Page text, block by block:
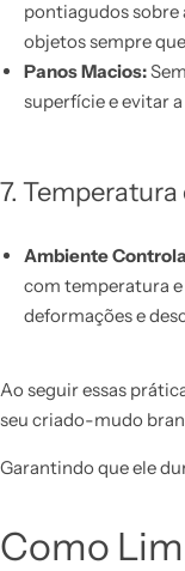
pontiagudos sobre
objetos sempre
Panos Macios:
superfície e evitar
7.
Ambiente
com temperatura
deformações e
Ao seguir essas
seu criado-mudo
Garantindo que ele
Como